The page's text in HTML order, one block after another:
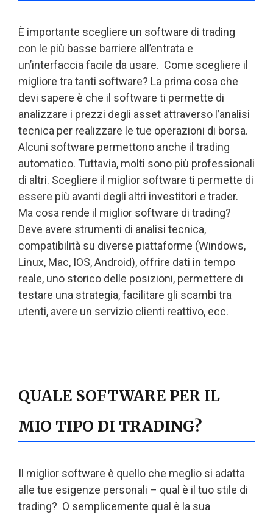
È importante scegliere un software di trading
con le più basse barriere all’entrata e
un’interfaccia facile da usare. Come scegliere il
migliore tra tanti software? La prima cosa che
devi sapere è che il software ti permette di
analizzare i prezzi degli asset attraverso l’analisi
tecnica per realizzare le tue operazioni di borsa.
Alcuni software permettono anche il trading
automatico. Tuttavia, molti sono più professionali
di altri. Scegliere il miglior software ti permette di
essere più avanti degli altri investitori e trader.
Ma cosa rende il miglior software di trading?
Deve avere strumenti di analisi tecnica,
compatibilità su diverse piattaforme (Windows,
Linux, Mac, IOS, Android), offrire dati in tempo
reale, uno storico delle posizioni, permettere di
testare una strategia, facilitare gli scambi tra
utenti, avere un servizio clienti reattivo, ecc.
QUALE SOFTWARE PER IL
MIO TIPO DI TRADING?
Il miglior software è quello che meglio si adatta
alle tue esigenze personali – qual è il tuo stile di
trading? O semplicemente qual è la sua